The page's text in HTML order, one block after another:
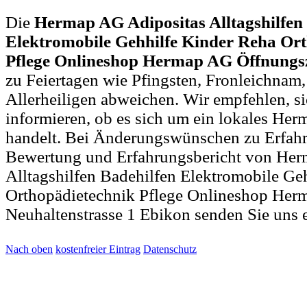
Die Hermap AG Adipositas
Elektromobile Gehhilfe Kinder Reha
Pflege Onlineshop Hermap AG
zu Feiertagen wie Pfingsten,
Allerheiligen abweichen. Wir empfehlen,
informieren, ob es sich um ein lokales
handelt. Bei Änderungswünschen zu
Bewertung und Erfahrungsbericht von
Alltagshilfen Badehilfen Elektromobile
Orthopädietechnik Pflege Onlineshop
Neuhaltenstrasse 1 Ebikon senden Sie uns
Nach oben kostenfreier Eintrag Datenschutz